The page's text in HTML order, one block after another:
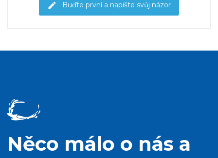
Buďte první a napište svůj názor
Něco málo o nás a